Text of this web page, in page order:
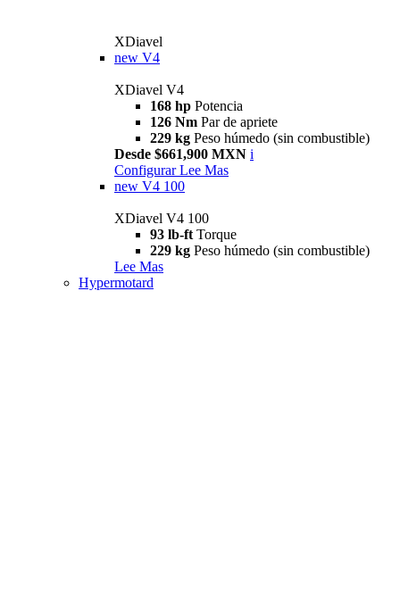
XDiavel
new V4
XDiavel V4
168 hp Potencia
126 Nm Par de apriete
229 kg Peso húmedo (sin combustible)
Desde $661,900 MXN i
Configurar Lee Mas
new V4 100
XDiavel V4 100
93 lb-ft Torque
229 kg Peso húmedo (sin combustible)
Lee Mas
Hypermotard